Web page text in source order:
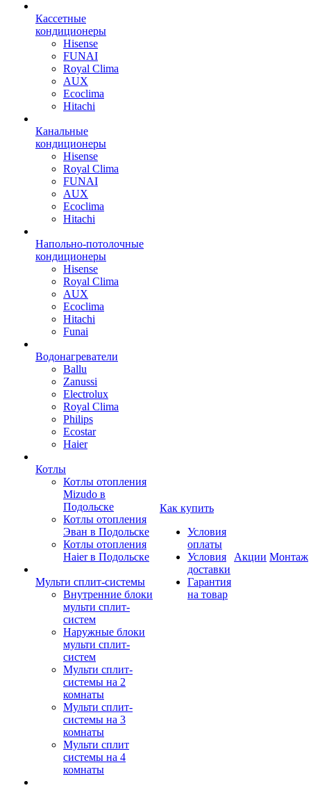
Кассетные
кондиционеры
Hisense
FUNAI
Royal Clima
AUX
Ecoclima
Hitachi
Канальные
кондиционеры
Hisense
Royal Clima
FUNAI
AUX
Ecoclima
Hitachi
Напольно-потолочные
кондиционеры
Hisense
Royal Clima
AUX
Ecoclima
Hitachi
Funai
Водонагреватели
Ballu
Zanussi
Electrolux
Royal Clima
Philips
Ecostar
Haier
Котлы
Котлы отопления
Mizudo в
Подольске
Котлы отопления
Эван в Подольске
Котлы отопления
Haier в Подольске
Мульти сплит-системы
Внутренние блоки
мульти сплит-
систем
Наружные блоки
мульти сплит-
систем
Мульти сплит-
системы на 2
комнаты
Мульти сплит-
системы на 3
комнаты
Мульти сплит
системы на 4
комнаты
Как купить
Условия
оплаты
Условия
доставки
Гарантия
на товар
Акции Монтаж